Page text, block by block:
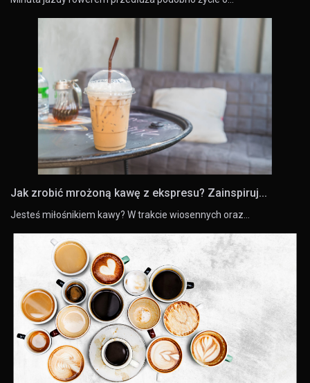
Jak zrobić mrożoną kawę z ekspresu? Zainspiruj...
Jesteś miłośnikiem kawy? W trakcie wiosennych oraz…